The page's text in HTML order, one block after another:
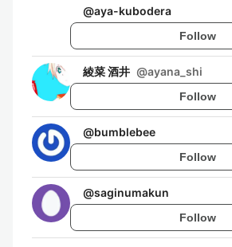
@aya-kubodera
Follow
綾菜 酒井 @ayana_shi
Follow
@bumblebee
Follow
@saginumakun
Follow